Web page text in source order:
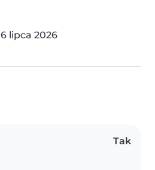
6 lipca 2026
Tak